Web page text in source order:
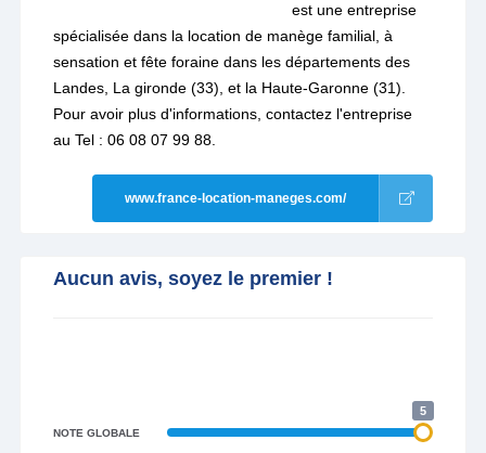
est une entreprise
spécialisée dans la location de manège familial, à
sensation et fête foraine dans les départements des
Landes, La gironde (33), et la Haute-Garonne (31).
Pour avoir plus d'informations, contactez l'entreprise
au Tel : 06 08 07 99 88.
www.france-location-maneges.com/
Aucun avis, soyez le premier !
NOTE GLOBALE
5